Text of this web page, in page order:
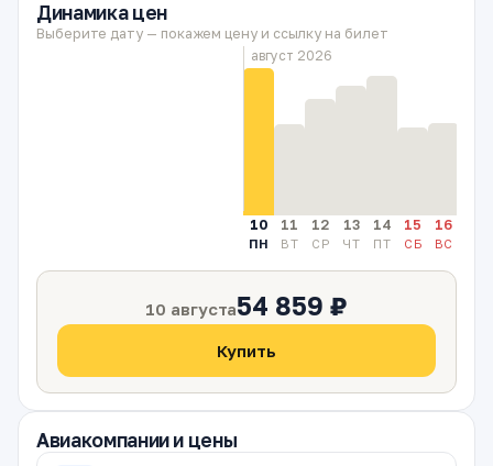
Динамика цен
Выберите дату — покажем цену и ссылку на билет
август 2026
10
ПН
11
ВТ
12
СР
13
ЧТ
14
ПТ
15
СБ
16
ВС
10 августа54 859 ₽
Купить
Авиакомпании и цены